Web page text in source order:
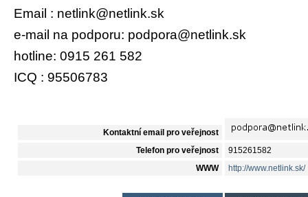
Email : netlink@netlink.sk
e-mail na podporu: podpora@netlink.sk
hotline: 0915 261 582
ICQ : 95506783
Kontaktní email pro veřejnost
Telefon pro veřejnost 915261582
WWW http://www.netlink.sk/